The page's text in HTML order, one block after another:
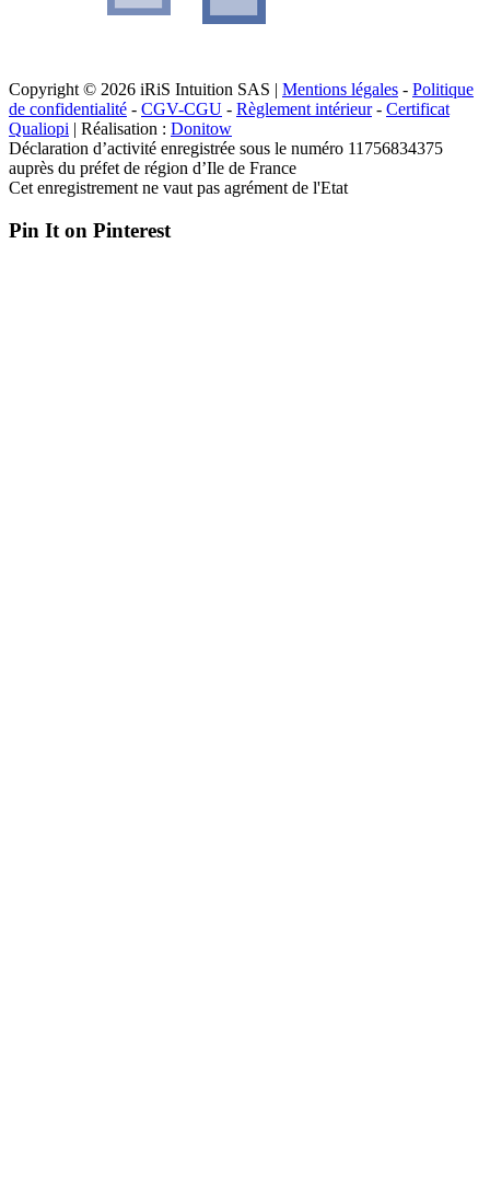
Copyright © 2026 iRiS Intuition SAS | Mentions légales - Politique
de confidentialité - CGV-CGU - Règlement intérieur- Certificat
Qualiopi | Réalisation : Donitow
Déclaration d’activité enregistrée sous le numéro 11756834375
auprès du préfet de région d’Ile de France
Cet enregistrement ne vaut pas agrément de l'Etat
Pin It on Pinterest